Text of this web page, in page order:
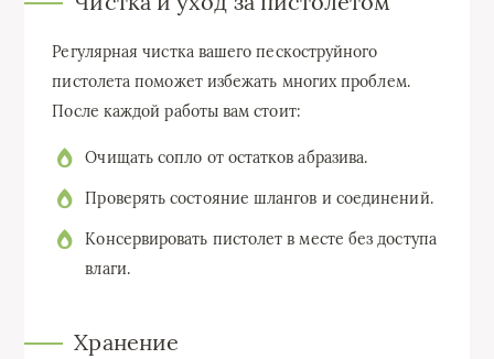
Регулярная чистка вашего пескоструйного
пистолета поможет избежать многих проблем.
После каждой работы вам стоит:
Очищать сопло от остатков абразива.
Проверять состояние шлангов и соединений.
Консервировать пистолет в месте без доступа
влаги.
Хранение